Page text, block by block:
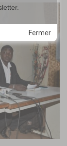
Fermer